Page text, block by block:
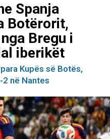
Spanja
Botërorit,
Bregu i
iberikët
Kupës së Botës,
në Nantes